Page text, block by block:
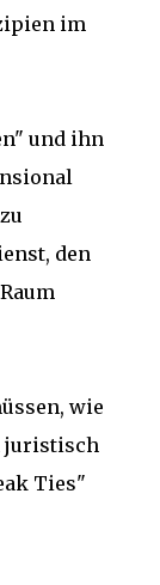
im
und ihn
den
wie
juristisch
Ties"